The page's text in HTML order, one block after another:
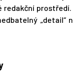
„detail“